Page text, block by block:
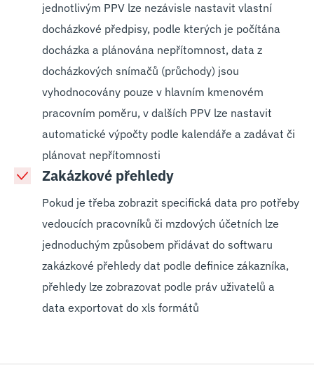
jednotlivým PPV lze nezávisle nastavit vlastní
docházkové předpisy, podle kterých je počítána
docházka a plánována nepřítomnost, data z
docházkových snímačů (průchody) jsou
vyhodnocovány pouze v hlavním kmenovém
pracovním poměru, v dalších PPV lze nastavit
automatické výpočty podle kalendáře a zadávat či
plánovat nepřítomnosti
Zakázkové přehledy
Pokud je třeba zobrazit specifická data pro potřeby
vedoucích pracovníků či mzdových účetních lze
jednoduchým způsobem přidávat do softwaru
zakázkové přehledy dat podle definice zákazníka,
přehledy lze zobrazovat podle práv uživatelů a
data exportovat do xls formátů